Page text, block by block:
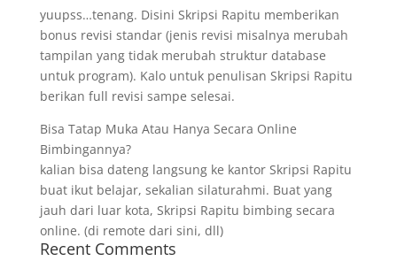
yuupss…tenang. Disini Skripsi Rapitu memberikan
bonus revisi standar (jenis revisi misalnya merubah
tampilan yang tidak merubah struktur database
untuk program). Kalo untuk penulisan Skripsi Rapitu
berikan full revisi sampe selesai.
Bisa Tatap Muka Atau Hanya Secara Online
Bimbingannya?
kalian bisa dateng langsung ke kantor Skripsi Rapitu
buat ikut belajar, sekalian silaturahmi. Buat yang
jauh dari luar kota, Skripsi Rapitu bimbing secara
online. (di remote dari sini, dll)
Recent Comments